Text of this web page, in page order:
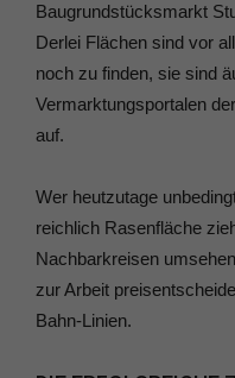
Baugrundstücksmarkt
Derlei Flächen sind vor
noch zu finden, sie sind
Vermarktungsportalen
auf.
Wer heutzutage
reichlich Rasenfläche
Nachbarkreisen
zur Arbeit
Bahn-Linien.